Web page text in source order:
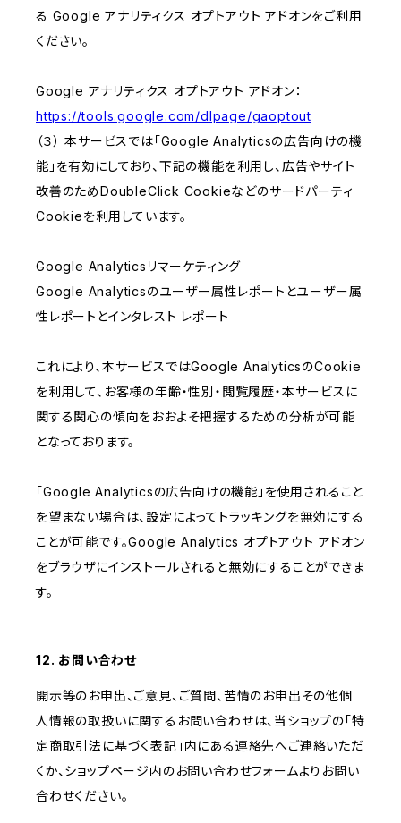
る Google アナリティクス オプトアウト アドオンをご利用
ください。
Google アナリティクス オプトアウト アドオン：
https://tools.google.com/dlpage/gaoptout
（３） 本サービスでは「Google Analyticsの広告向けの機
能」を有効にしており、下記の機能を利用し、広告やサイト
改善のためDoubleClick Cookieなどのサードパーティ
Cookieを利用しています。
Google Analyticsリマーケティング
Google Analyticsのユーザー属性レポートとユーザー属
性レポートとインタレスト レポート
これにより、本サービスではGoogle AnalyticsのCookie
を利用して、お客様の年齢・性別・閲覧履歴・本サービスに
関する関心の傾向をおおよそ把握するための分析が可能
となっております。
「Google Analyticsの広告向けの機能」を使用されること
を望まない場合は、設定によってトラッキングを無効にする
ことが可能です。Google Analytics オプトアウト アドオン
をブラウザにインストールされると無効にすることができま
す。
12. お問い合わせ
開示等のお申出、ご意見、ご質問、苦情のお申出その他個
人情報の取扱いに関するお問い合わせは、当ショップの「特
定商取引法に基づく表記」内にある連絡先へご連絡いただ
くか、ショップページ内のお問い合わせフォームよりお問い
合わせください。